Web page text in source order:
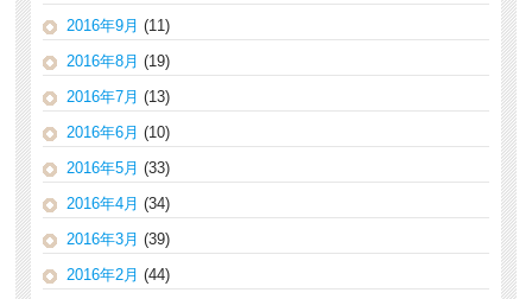
2016年9月 (11)
2016年8月 (19)
2016年7月 (13)
2016年6月 (10)
2016年5月 (33)
2016年4月 (34)
2016年3月 (39)
2016年2月 (44)